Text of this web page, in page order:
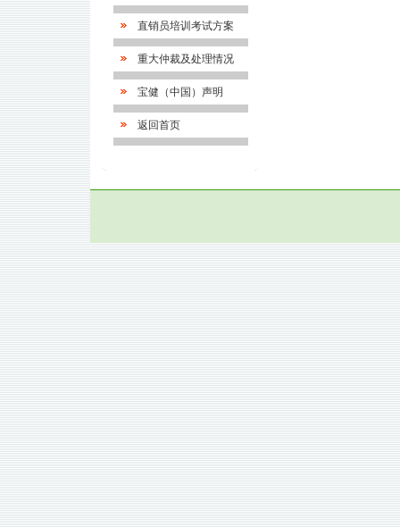
直销员培训考试方案
重大仲裁及处理情况
宝健（中国）声明
返回首页